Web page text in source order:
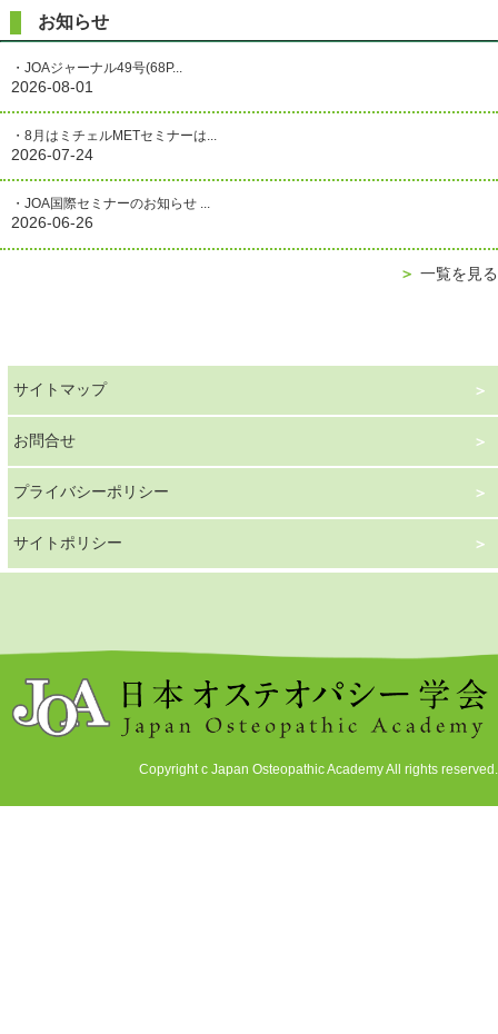
お知らせ
・JOAジャーナル49号(68P...
2026-08-01
・8月はミチェルMETセミナーは...
2026-07-24
・JOA国際セミナーのお知らせ ...
2026-06-26
＞ 一覧を見る
サイトマップ
お問合せ
プライバシーポリシー
サイトポリシー
Copyright c Japan Osteopathic Academy All rights reserved.